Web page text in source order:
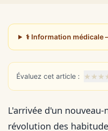
⚕️ Information médicale
Évaluez cet article : ★★★
L'arrivée d'un
révolution des